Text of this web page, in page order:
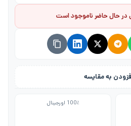
حال حاضر ناموجود است
به مقایسه
100٪ اورجینال